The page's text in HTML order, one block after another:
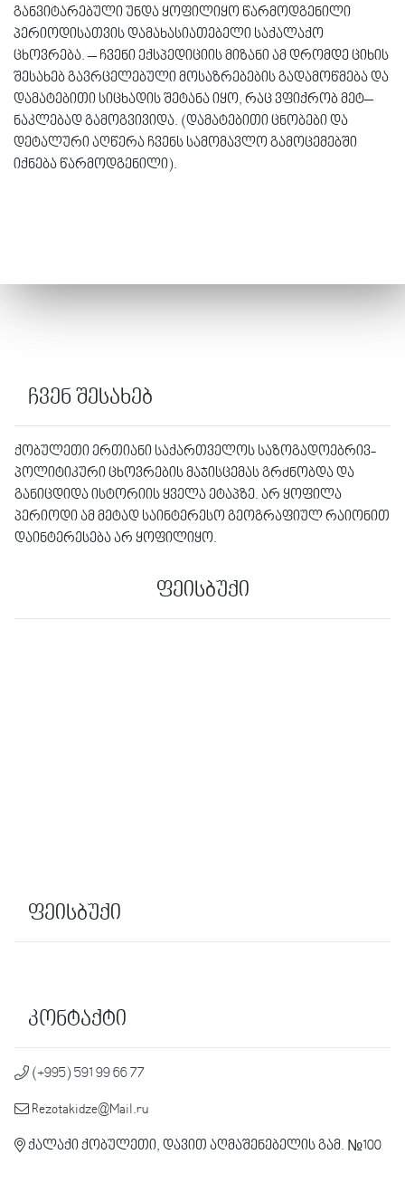
განვიტარებული უნდა ყოფილიყო წარმოდგენილი
პერიოდისათვის დამახასიათებელი საქალაქო
ცხოვრება. – ჩვენი ექსპედიციის მიზანი ამ დრომდე ციხის
შესახებ გავრცელებული მოსაზრებების გადამოწმება და
დამატებითი სიცხადის შეტანა იყო, რაც ვფიქრობ მეტ–
ნაკლებად გამოგვივიდა. (დამატებითი ცნობები და
დეტალური აღწერა ჩვენს სამომავლო გამოცემებში
იქნება წარმოდგენილი).
ჩვენ შესახებ
ქობულეთი ერთიანი საქართველოს საზოგადოებრივ-
პოლიტიკური ცხოვრების მაჯისცემას გრძნობდა და
განიცდიდა ისტორიის ყველა ეტაპზე. არ ყოფილა
პერიოდი ამ მეტად საინტერესო გეოგრაფიულ რაიონით
დაინტერესება არ ყოფილიყო.
ფეისბუქი
ფეისბუქი
კონტაქტი
(+995) 591 99 66 77
Rezotakidze@Mail.ru
ქალაქი ქობულეთი, დავით აღმაშენებელის გამ. №100